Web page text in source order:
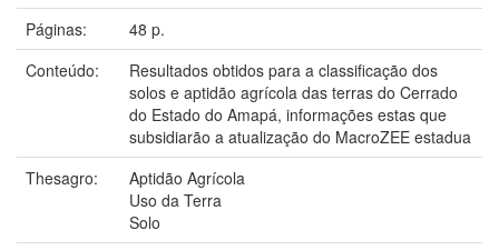
Páginas:
48 p.
Conteúdo:
Resultados obtidos para a classificação dos
solos e aptidão agrícola das terras do Cerrado
do Estado do Amapá, informações estas que
subsidiarão a atualização do MacroZEE estadua
Thesagro:
Aptidão Agrícola
Uso da Terra
Solo